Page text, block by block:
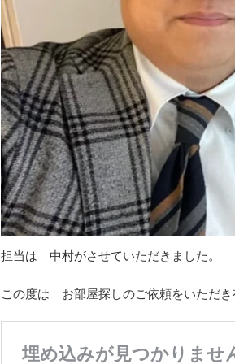
担当は 中村がさせていただきました。
この度は お部屋探しのご依頼をいただ